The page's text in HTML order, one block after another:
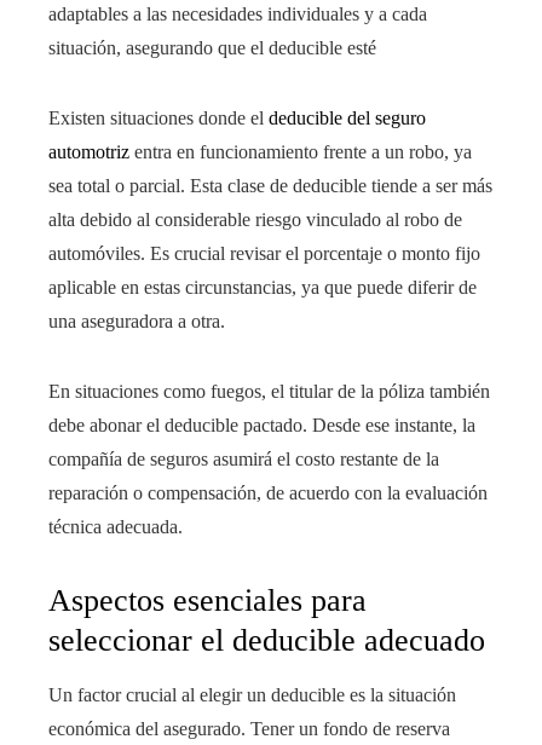
adaptables a las necesidades individuales y a cada
situación, asegurando que el deducible esté
Existen situaciones donde el deducible del seguro
automotriz entra en funcionamiento frente a un robo, ya
sea total o parcial. Esta clase de deducible tiende a ser más
alta debido al considerable riesgo vinculado al robo de
automóviles. Es crucial revisar el porcentaje o monto fijo
aplicable en estas circunstancias, ya que puede diferir de
una aseguradora a otra.
En situaciones como fuegos, el titular de la póliza también
debe abonar el deducible pactado. Desde ese instante, la
compañía de seguros asumirá el costo restante de la
reparación o compensación, de acuerdo con la evaluación
técnica adecuada.
Aspectos esenciales para
seleccionar el deducible adecuado
Un factor crucial al elegir un deducible es la situación
económica del asegurado. Tener un fondo de reserva